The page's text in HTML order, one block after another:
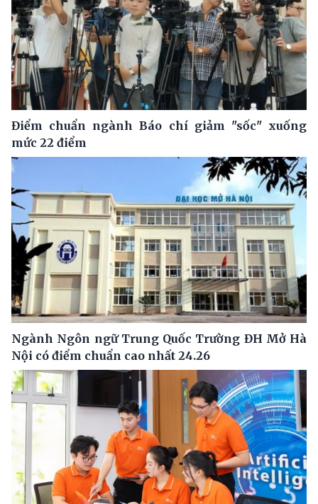
Điểm chuẩn ngành Báo chí giảm "sốc" xuống
mức 22 điểm
Ngành Ngôn ngữ Trung Quốc Trường ĐH Mở Hà
Nội có điểm chuẩn cao nhất 24.26